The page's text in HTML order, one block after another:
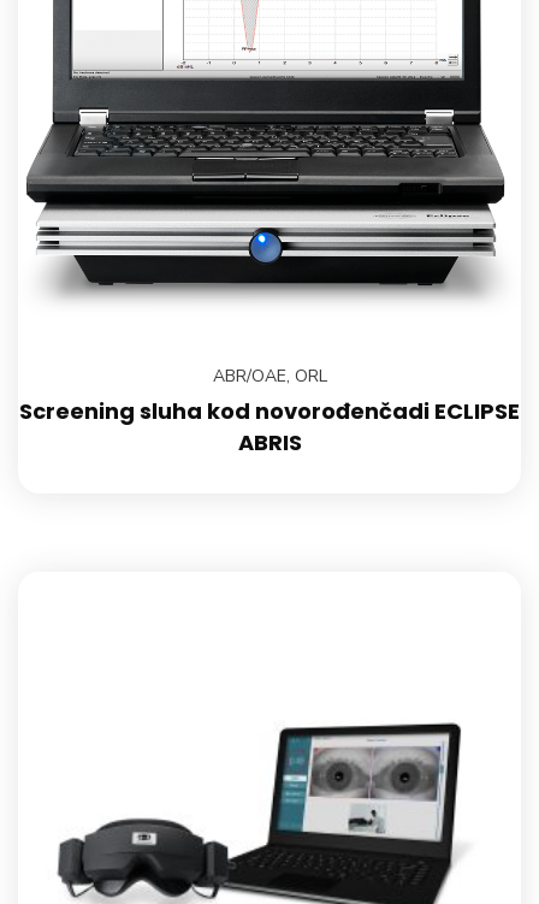
ABR/OAE, ORL
Screening sluha kod novorođenčadi ECLIPSE
ABRIS